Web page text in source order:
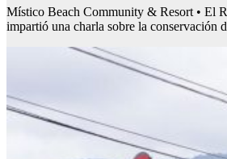
Místico Beach Community & Resort • El
impartió una charla sobre la conservación